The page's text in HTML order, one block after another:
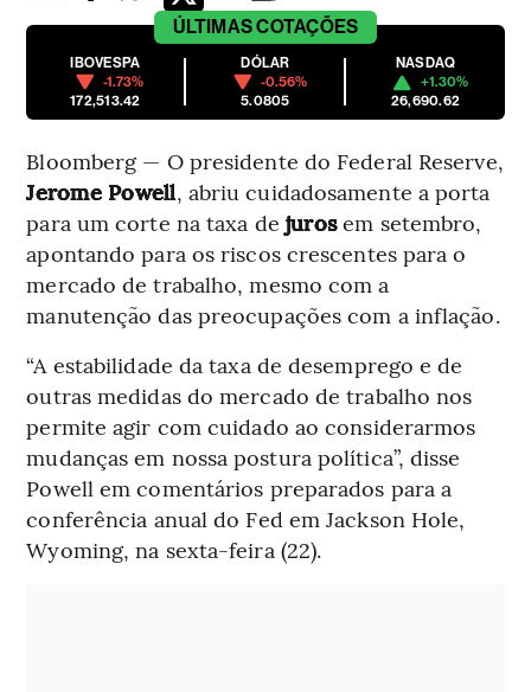
ÚLTIMASCOTAÇÕES
IBOVESPA
-1.73%
172,513.42
DÓLAR
-0.56%
5.0805
NASDAQ
+1.30%
26,690.62
Bloomberg — O presidente do Federal Reserve,
Jerome Powell, abriu cuidadosamente a porta
para um corte na taxa de jurosem setembro,
apontando para os riscos crescentes para o
mercado de trabalho, mesmo com a
manutenção das preocupações com a inflação.
“A estabilidade da taxa de desemprego e de
outras medidas do mercado de trabalho nos
permite agir com cuidado ao considerarmos
mudanças em nossa postura política”, disse
Powell em comentários preparados para a
conferência anual do Fed em Jackson Hole,
Wyoming, na sexta-feira (22).